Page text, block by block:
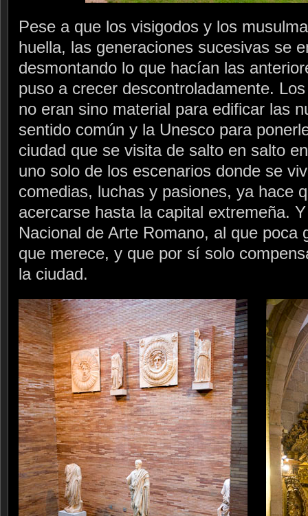
Pese a que los visigodos y los
huella, las generaciones sucesivas se
desmontando lo que hacían las
puso a crecer descontroladamente.
no eran sino material para edificar las
sentido común y la Unesco para
ciudad que se visita de salto en salto
uno solo de los escenarios donde se
comedias, luchas y pasiones, ya hace
acercarse hasta la capital extremeña.
Nacional de Arte Romano, al que poca
que merece, y que por sí solo
la ciudad.